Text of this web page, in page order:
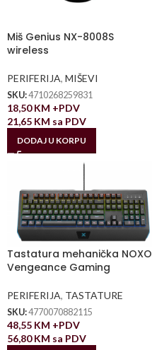
Miš Genius NX-8008S
wireless
PERIFERIJA, MIŠEVI
SKU:4710268259831
18,50KM +PDV
21,65 KM sa PDV
DODAJ U KORPU
Tastatura mehanička NOXO
Vengeance Gaming
PERIFERIJA, TASTATURE
SKU:4770070882115
48,55 KM +PDV
56,80KM sa PDV